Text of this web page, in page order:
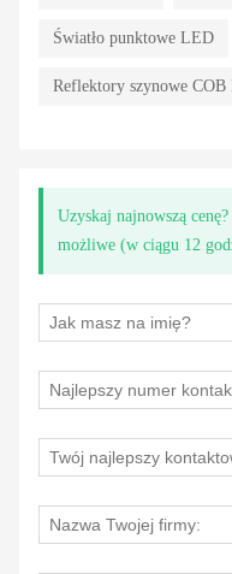
Światło punktowe LED
Reflektory szynowe
Uzyskaj najnowszą
możliwe (w ciągu 12